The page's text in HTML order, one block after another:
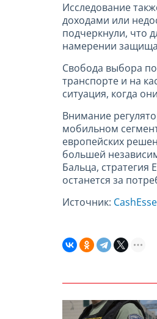
Исследование
доходами или
подчеркнули, что
намерении
Свобода выбора
транспорте и на
ситуация, когда
Внимание
мобильном
европейских
большей
Бальца,
останется за
Источник: